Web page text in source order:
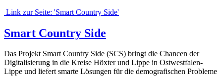
Link zur Seite: 'Smart Country Side'
Smart Country Side
Das Projekt Smart Country Side (SCS) bringt die Chancen der
Digitalisierung in die Kreise Höxter und Lippe in Ostwestfalen-
Lippe und liefert smarte Lösungen für die demografischen Probleme